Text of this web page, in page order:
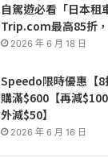
自駕遊必看「日本租
Trip.com最高85折
2026 年 6 月 18 日
Speedo限時優惠【8
購滿$600【再減
外減$50】
2026 年 6 月 16 日